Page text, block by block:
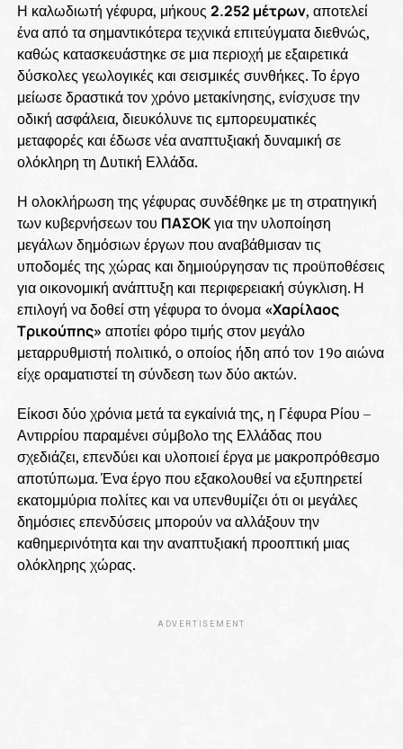
Η καλωδιωτή γέφυρα, μήκους2.252 μέτρων, αποτελεί
ένα από τα σημαντικότερα τεχνικά επιτεύγματα διεθνώς,
καθώς κατασκευάστηκε σε μια περιοχή με εξαιρετικά
δύσκολες γεωλογικές και σεισμικές συνθήκες. Το έργο
μείωσε δραστικά τον χρόνο μετακίνησης, ενίσχυσε την
οδική ασφάλεια, διευκόλυνε τις εμπορευματικές
μεταφορές και έδωσε νέα αναπτυξιακή δυναμική σε
ολόκληρη τη Δυτική Ελλάδα.
Η ολοκλήρωση της γέφυρας συνδέθηκε με τη στρατηγική
των κυβερνήσεων του ΠΑΣΟΚγια την υλοποίηση
μεγάλων δημόσιων έργων που αναβάθμισαν τις
υποδομές της χώρας και δημιούργησαν τις προϋποθέσεις
για οικονομική ανάπτυξη και περιφερειακή σύγκλιση. Η
επιλογή να δοθεί στη γέφυρα το όνομα «Χαρίλαος
Τρικούπης» αποτίει φόρο τιμής στον μεγάλο
μεταρρυθμιστή πολιτικό, ο οποίος ήδη από τον 19ο αιώνα
είχε οραματιστεί τη σύνδεση των δύο ακτών.
Είκοσι δύο χρόνια μετά τα εγκαίνιά της, η Γέφυρα Ρίου –
Αντιρρίου παραμένει σύμβολο της Ελλάδας που
σχεδιάζει, επενδύει και υλοποιεί έργα με μακροπρόθεσμο
αποτύπωμα. Ένα έργο που εξακολουθεί να εξυπηρετεί
εκατομμύρια πολίτες και να υπενθυμίζει ότι οι μεγάλες
δημόσιες επενδύσεις μπορούν να αλλάξουν την
καθημερινότητα και την αναπτυξιακή προοπτική μιας
ολόκληρης χώρας.
ADVERTISEMENT